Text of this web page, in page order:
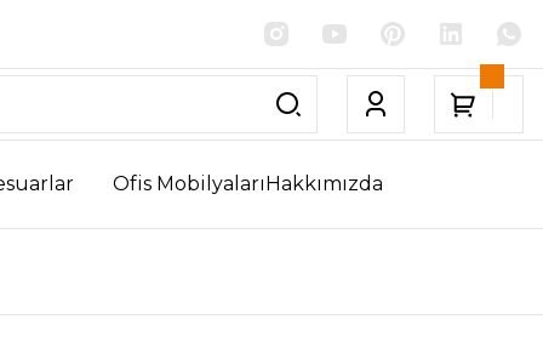
Ofis MobilyalarıHakkımızda